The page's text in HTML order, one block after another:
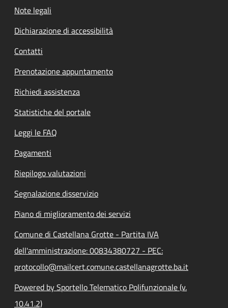
Note legali
Dichiarazione di accessibilità
Contatti
Prenotazione appuntamento
Richiedi assistenza
Statistiche del portale
Leggi le FAQ
Pagamenti
Riepilogo valutazioni
Segnalazione disservizio
Piano di miglioramento dei servizi
Comune di Castellana Grotte - Partita IVA
dell'amministrazione: 00834380727 - PEC:
protocollo@mailcert.comune.castellanagrotte.ba.it
Powered by Sportello Telematico Polifunzionale (v.
10.41.2)